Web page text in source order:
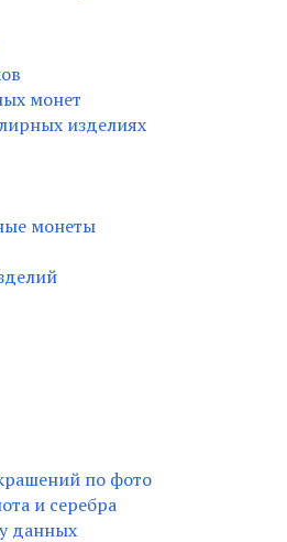
монет
изделиях
монеты
по фото
и серебра
данных